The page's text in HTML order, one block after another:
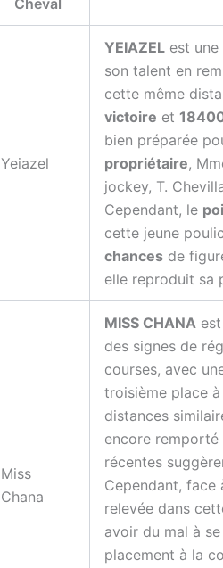
Cheval
Yeiazel
YEIAZEL est une
son talent en
cette même
victoire et
bien préparée
propriétaire,
jockey, T.
Cependant, le
cette jeune
chances de
elle reproduit sa
Miss
Chana
MISS CHANA
des signes de
courses, avec
troisième place
distances
encore
récentes
Cependant,
relevée dans
avoir du mal à
placement à la